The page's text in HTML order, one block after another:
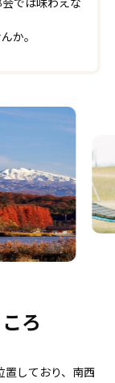
か。
ろ
置しており、南西